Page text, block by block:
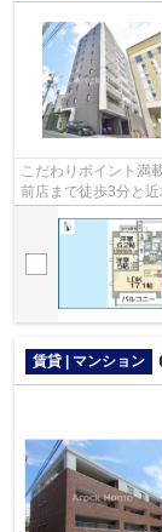
こだわりポイント満
前店まで徒歩3分と
ごみ置き場・エレベ
賃貸 | マンション